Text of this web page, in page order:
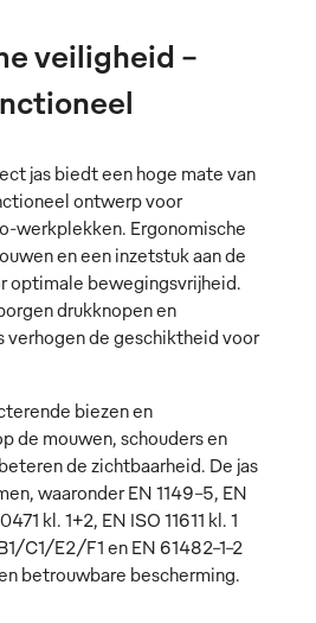
veiligheid –
jas biedt een hoge mate van
ontwerp voor
werkplekken. Ergonomische
en een inzetstuk aan de
optimale bewegingsvrijheid.
drukknopen en
de geschiktheid voor
biezen en
de mouwen, schouders en
de zichtbaarheid. De jas
waaronder EN 1149-5, EN
kl. 1+2, EN ISO 11611 kl. 1
C1/E2/F1 en EN 61482-1-2
betrouwbare bescherming.